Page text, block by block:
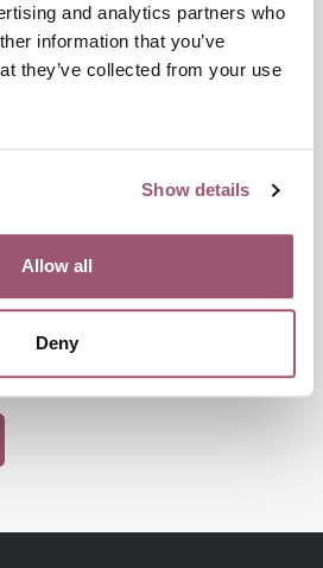
and analytics partners who
information that you’ve
they’ve collected from your use
Show details
Allow all
Deny
på flykt
som riktar sig till barn på flykt,
är och vem de kan kontakta
2024
juni 2025